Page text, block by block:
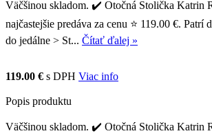
Väčšinou skladom. ✔️ Otočná Stolička Katrin
najčastejšie predáva za cenu ⭐ 119.00 €. Patrí
do jedálne > St... Čítať ďalej »
119.00 € s DPH Viac info
Popis produktu
Väčšinou skladom. ✔️ Otočná Stolička Katrin